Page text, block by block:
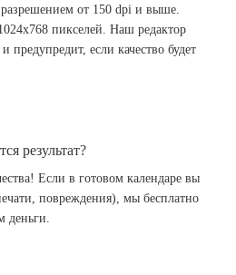
от 150 dpi и выше.
пикселей. Наш редактор
предупредит, если качество будет
результат?
Если в готовом календаре вы
повреждения), мы бесплатно
деньги.